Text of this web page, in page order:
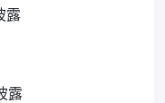
露
露